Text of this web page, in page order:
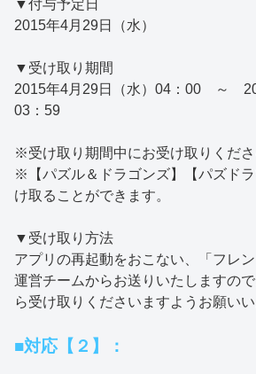
▼付与予定日
2015年4月29日（水）
▼受け取り期間
2015年4月29日（水）04：00 ～
03：59
※受け取り期間中にお受け取りくださ
※【パズル＆ドラゴンズ】【パズド
け取ることができます。
▼受け取り方法
アプリの再起動をおこない、「フレ
運営チームからお送りいたしますの
ら受け取りくださいますようお願いい
■対応【２】：